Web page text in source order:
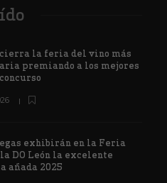
cierra la feria del vino más
premiando a los mejores
exhibirán en la Feria
DO León la excelente
añada 2025